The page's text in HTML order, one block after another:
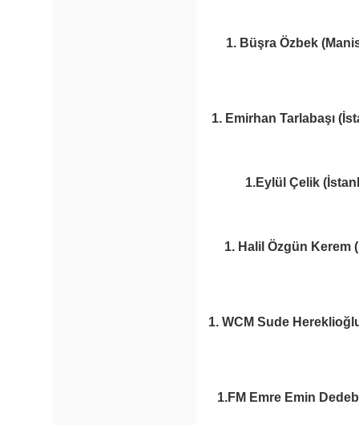
1. Büşra Özbek
1. Emirhan Tarlabaşı
1.Eylül Çelik
1. Halil Özgün Kerem
1. WCM Sude
1.FM Emre Emin